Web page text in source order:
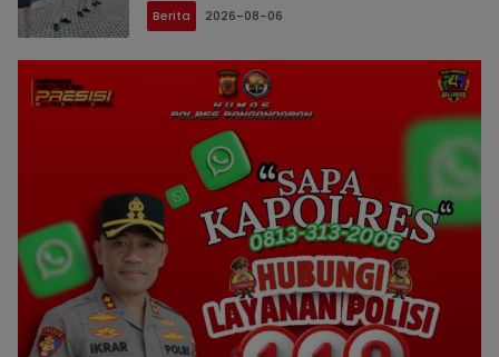
Berita 2026-08-06